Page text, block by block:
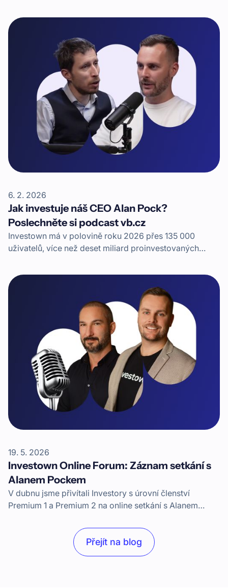
Herlíkovice. Moderní horský apartmánový dům, kam si
můžete zajet na rodinnou dovolenou, vznikl i díky
financování skrze Investown.
6. 2. 2026
Jak investuje náš CEO Alan Pock?
Poslechněte si podcast vb.cz
Investown má v polovině roku 2026 přes 135 000
uživatelů, více než deset miliard proinvestovaných
začátky? To vše prozradí v podcastu jeden ze
spoluzakladatelů a současný CEO, Alan Pock.
19. 5. 2026
Investown Online Forum: Záznam setkání s
Alanem Pockem
V dubnu jsme přivítali Investory s úrovní členství
Premium 1 a Premium 2 na online setkání s Alanem
Přejít na blog